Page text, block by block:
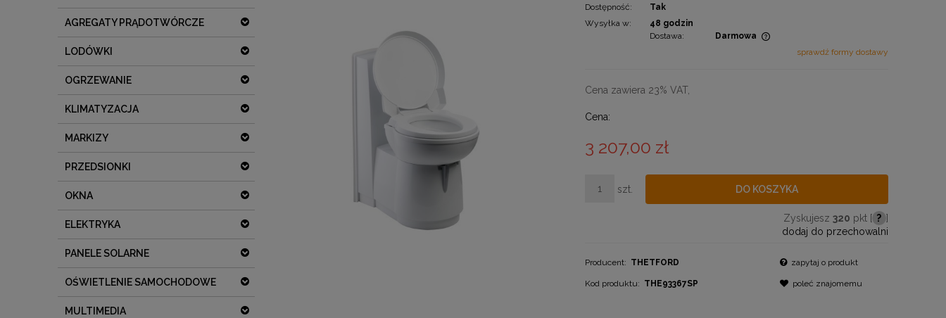
AGREGATY PRĄDOTWÓRCZE
LODÓWKI
OGRZEWANIE
KLIMATYZACJA
MARKIZY
PRZEDSIONKI
OKNA
ELEKTRYKA
PANELE SOLARNE
OŚWIETLENIE SAMOCHODOWE
MULTIMEDIA
Dostępność:
Tak
Wysyłka w:
48 godzin
Dostawa:
Darmowa
sprawdź formy dostawy
Cena zawiera 23% VAT,
Cena:
3 207,00 zł
szt. DO KOSZYKA
Zyskujesz 320 pkt [ ? ]
dodaj do przechowalni
Producent: THETFORD
Kod produktu: THE93367SP
zapytaj o produkt
poleć znajomemu